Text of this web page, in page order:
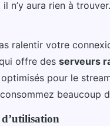
n’y aura rien à trouver.
ralentir votre
offre des serveurs
pour le
beaucoup